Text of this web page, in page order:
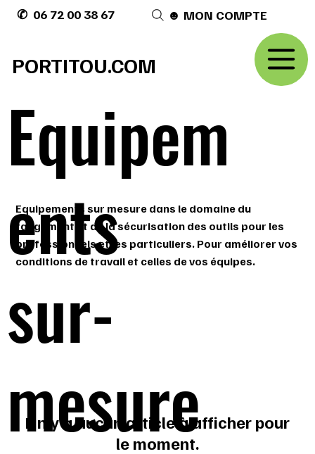
PORTITOU.COM
✆ 06 72 00 38 67 ☻ MON COMPTE
Equipem
ents
sur-
mesure
Equipements sur mesure dans le domaine du
rangement et de la sécurisation des outils pour les
professionnels et les particuliers. Pour améliorer vos
conditions de travail et celles de vos équipes.
Il n'y a aucun article à afficher pour
le moment.